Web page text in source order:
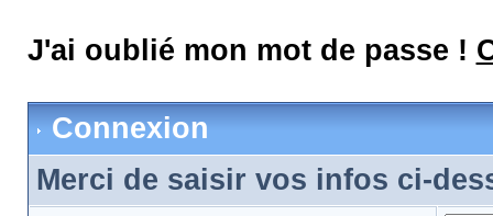
J'ai oublié mon mot de passe !
Connexion
Merci de saisir vos infos ci-